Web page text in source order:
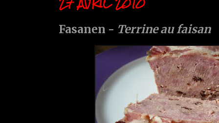
Fasanen - Terrine au faisan